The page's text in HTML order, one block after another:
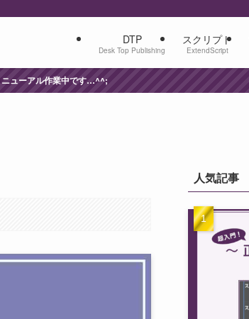
DTP
Desk Top Publishing
スクリプト
ExtendScript
ニューアル作業中です…^^;
人気記事